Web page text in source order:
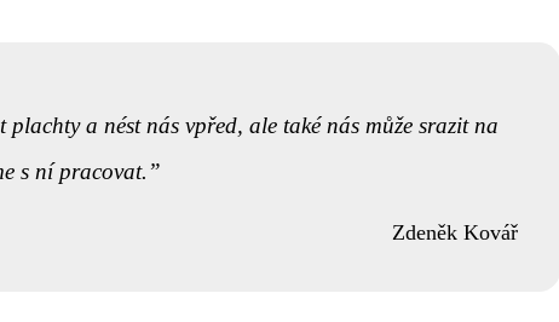
a nést nás vpřed, ale také nás může srazit na
s ní pracovat.
Zdeněk Kovář